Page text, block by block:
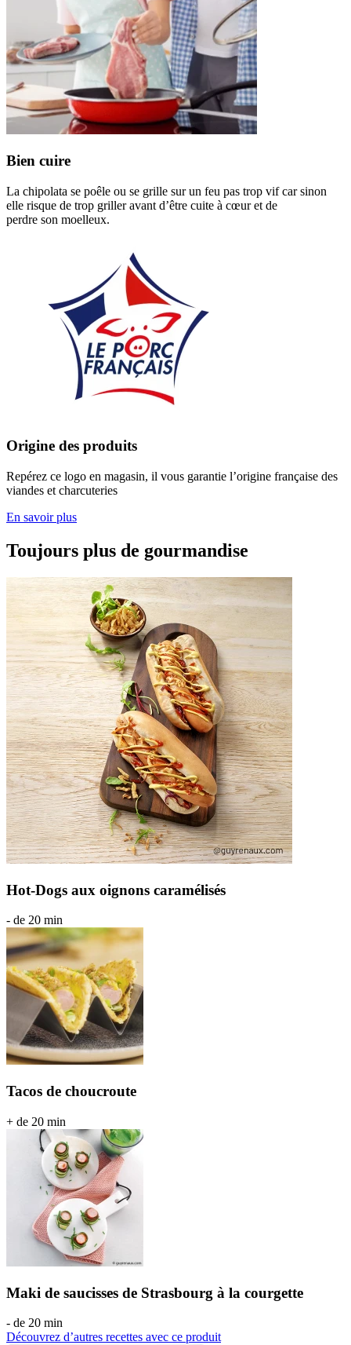
Bien cuire
La chipolata se poêle ou se grille sur un feu pas trop vif car sinon
elle risque de trop griller avant d’être cuite à cœur et de
perdre son moelleux.
Origine des produits
Repérez ce logo en magasin, il vous garantie l’origine française des
viandes et charcuteries
En savoir plus
Toujours plus de gourmandise
Hot-Dogs aux oignons caramélisés
- de 20 min
Tacos de choucroute
+ de 20 min
Maki de saucisses de Strasbourg à la courgette
- de 20 min
Découvrez d’autres recettes avec ce produit